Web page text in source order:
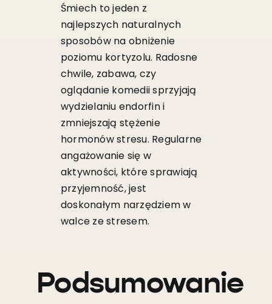
Śmiech to jeden z
najlepszych naturalnych
sposobów na obniżenie
poziomu kortyzolu. Radosne
chwile, zabawa, czy
oglądanie komedii sprzyjają
wydzielaniu endorfin i
zmniejszają stężenie
hormonów stresu. Regularne
angażowanie się w
aktywności, które sprawiają
przyjemność, jest
doskonałym narzędziem w
walce ze stresem.
Podsumowanie